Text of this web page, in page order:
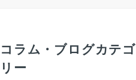
コラム・ブログカテゴ
リー